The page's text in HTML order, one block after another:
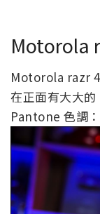
Motorola
Motorola razr
在正面有大大
Pantone 色調：